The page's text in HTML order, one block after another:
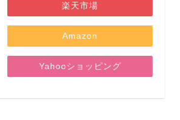
楽天市場
Amazon
Yahooショッピング